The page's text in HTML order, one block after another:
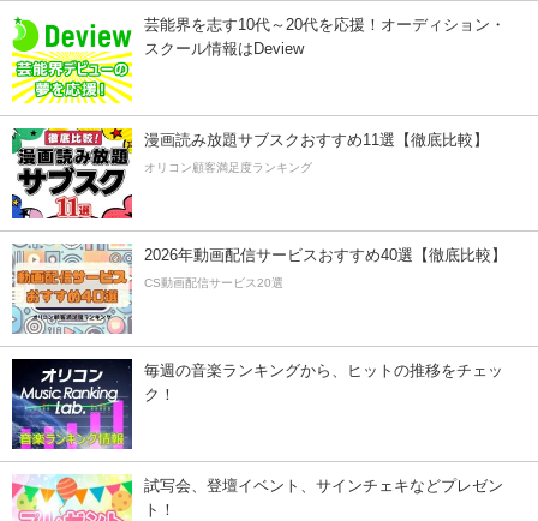
芸能界を志す10代～20代を応援！オーディション・
スクール情報はDeview
漫画読み放題サブスクおすすめ11選【徹底比較】
オリコン顧客満足度ランキング
2026年動画配信サービスおすすめ40選【徹底比較】
CS動画配信サービス20選
毎週の音楽ランキングから、ヒットの推移をチェッ
ク！
試写会、登壇イベント、サインチェキなどプレゼン
ト！